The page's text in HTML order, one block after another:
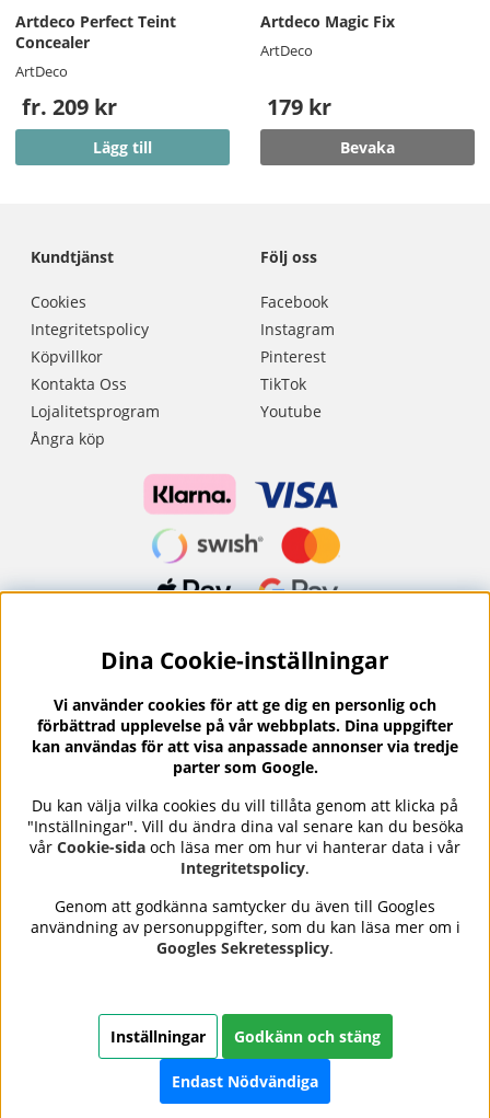
Artdeco Perfect Teint
Concealer
ArtDeco
fr. 209 kr
Lägg till
Artdeco Magic Fix
ArtDeco
179 kr
Bevaka
Kundtjänst
Cookies
Integritetspolicy
Köpvillkor
Kontakta Oss
Lojalitetsprogram
Ångra köp
Följ oss
Facebook
Instagram
Pinterest
TikTok
Youtube
Nyhetsbrev?
I vårt nyhetsbrev får du ta del av nyheter och
erbjudanden.
Se våra omdömen på⭐ Trustpilot
Nails Body and Beautyerbjuder professionell hudvård,
nagellack och makeup från ledande varumärken som OPI,
kvalitet, omtanke och resultat – med snabb och trygg
leverans, säkra betalningar och ett sortiment som speglar
Dina Cookie-inställningar
Vi använder cookies för att ge dig en personlig och
förbättrad upplevelse på vår webbplats. Dina uppgifter
kan användas för att visa anpassade annonser via tredje
parter som Google.
Du kan välja vilka cookies du vill tillåta genom att klicka på
"Inställningar". Vill du ändra dina val senare kan du besöka
vår Cookie-sida och läsa mer om hur vi hanterar data i vår
Integritetspolicy.
Genom att godkänna samtycker du även till Googles
användning av personuppgifter, som du kan läsa mer om i
Googles Sekretessplicy.
Inställningar Godkänn och stäng
Endast Nödvändiga